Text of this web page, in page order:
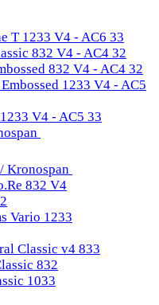
T 1233 V4 - AC6 33
832 V4 - AC4 32
832 V4 - AC4 32
1233 V4 - AC5
V4 - AC5 33
Kronospan
832 V4
Vario 1233
Classic v4 833
832
1033